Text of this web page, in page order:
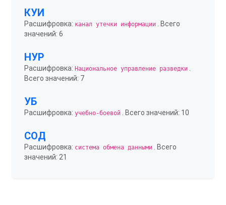
КУИ
Расшифровка: канал утечки информации . Всего
значений: 6
НУР
Расшифровка: Национальное управление разведки
Всего значений: 7
УБ
Расшифровка: учебно-боевой . Всего значений: 10
СОД
Расшифровка: система обмена данными . Всего
значений: 21